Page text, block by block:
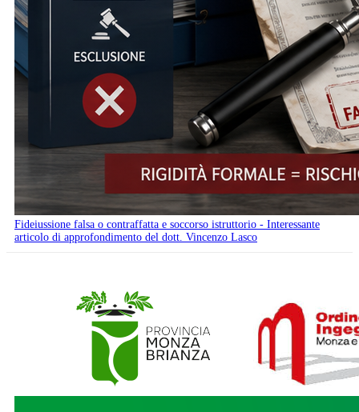
Fideiussione falsa o contraffatta e soccorso istruttorio - Interessante
articolo di approfondimento del dott. Vincenzo Lasco